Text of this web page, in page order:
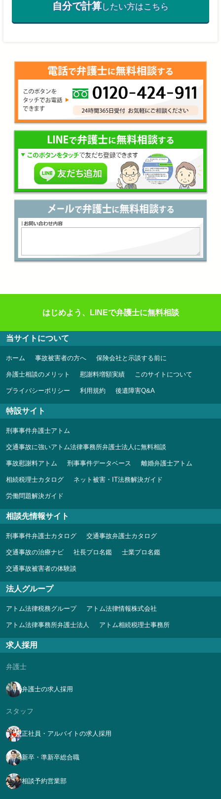
自分で計算したい方はこちら
はじめよう、LINEで弁護士に無料相談
当サイトについて
ホーム 事故被害者の方へ 保険会社と示談する前に
弁護士相談のメリット 慰謝料増額実績 このサイトについて
プライバシーポリシー 利用規約 後遺障害Q&A
特設サイト
刑事事件弁護士アトム
交通事故に強いアトム法律事務所弁護士法人に無料相談
事故慰謝料アトム 刑事事件データベース 離婚弁護士アトム
相続税理士カタログ ネット被害・IT法務解決ガイド
労働問題解決ガイド
相談先情報サイト
刑事事件弁護士カタログ 交通事故弁護士カタログ
交通事故の治療ナビ 社長プロ名鑑 士業プロ名鑑
交通事故被害者の体験談
法人グループ
アトム法律税務グループ アトム法律情報株式会社
アトム法律事務所弁護士法人 アトム相続税理士事務所
求人採用
弁護士
弁護士の求人採用
スタッフ
正社員・アルバイトの求人採用
新卒・準新卒総合職
相談予約営業部